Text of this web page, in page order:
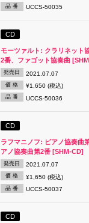
品 番 UCCS-50035
CD
モーツァルト: クラリネット
2番、ファゴット協奏曲
発売日 2021.07.07
価 格 ¥1,650 (税込)
品 番 UCCS-50036
CD
ラフマニノフ: ピアノ協奏曲
アノ協奏曲第2番 [SHM-CD]
発売日 2021.07.07
価 格 ¥1,650 (税込)
品 番 UCCS-50037
CD